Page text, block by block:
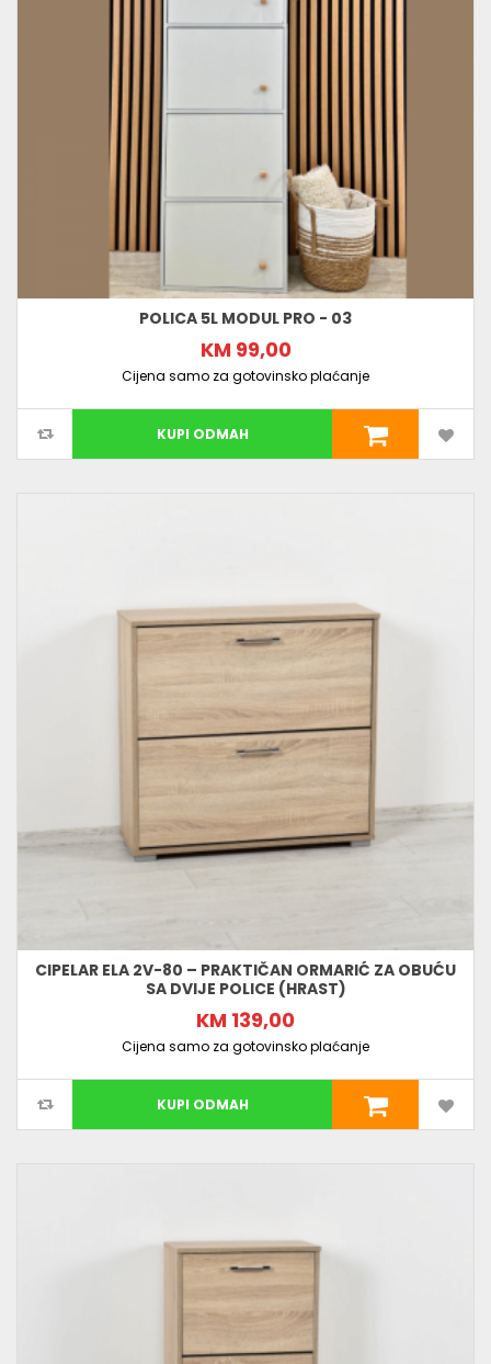
POLICA 5L MODUL PRO - 03
KM 99,00
Cijena samo za gotovinsko plaćanje
KUPI ODMAH
CIPELAR ELA 2V-80 – PRAKTIČAN ORMARIĆ ZA OBUĆU
SA DVIJE POLICE (HRAST)
KM 139,00
Cijena samo za gotovinsko plaćanje
KUPI ODMAH